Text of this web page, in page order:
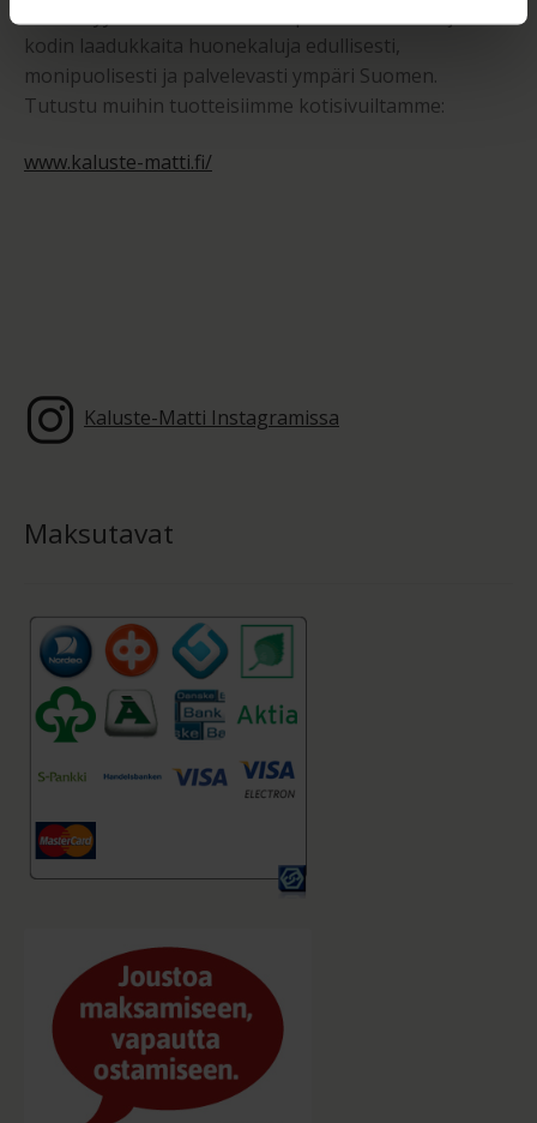
kodin laadukkaita huonekaluja edullisesti,
monipuolisesti ja palvelevasti ympäri Suomen.
Tutustu muihin tuotteisiimme kotisivuiltamme:
www.kaluste-matti.fi/
Kaluste-Matti Instagramissa
Maksutavat